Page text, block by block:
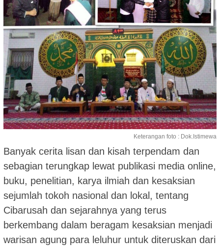
Keterangan foto : Dok.Istimewa
Banyak cerita lisan dan kisah terpendam dan
sebagian terungkap lewat publikasi media online,
buku, penelitian, karya ilmiah dan kesaksian
sejumlah tokoh nasional dan lokal, tentang
Cibarusah dan sejarahnya yang terus
berkembang dalam beragam kesaksian menjadi
warisan agung para leluhur untuk diteruskan dari